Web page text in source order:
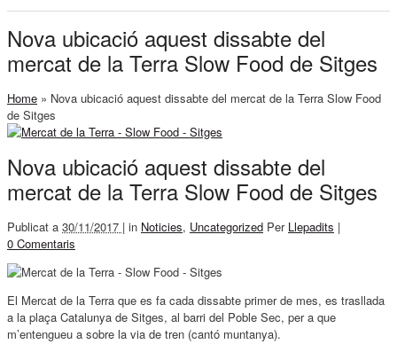
Nova ubicació aquest dissabte del
mercat de la Terra Slow Food de Sitges
Home » Nova ubicació aquest dissabte del mercat de la Terra Slow Food
de Sitges
Nova ubicació aquest dissabte del
mercat de la Terra Slow Food de Sitges
Publicat a 30/11/2017 | in Noticies, Uncategorized Per Llepadits |
0 Comentaris
El Mercat de la Terra que es fa cada dissabte primer de mes, es trasllada
a la plaça Catalunya de Sitges, al barri del Poble Sec, per a que
m’entengueu a sobre la via de tren (cantó muntanya).